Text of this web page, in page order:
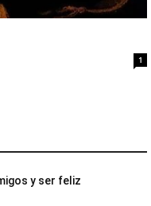
1
y ser feliz